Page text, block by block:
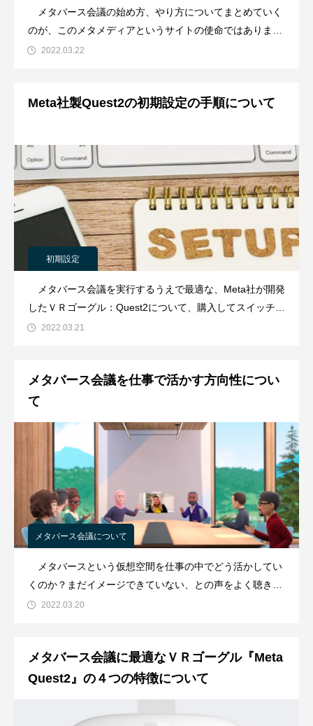
メタバース会議の始め方、やり方についてまとめていく
のが、このメタメディアというサイトの使命ではあります
が、実はImmersedというアプリがありまして、その驚き
苦笑。 なので今回は申し訳ない
2022.03.22
Meta社製Quest2の初期設定の手順について
初期設定
メタバース会議を実行するうえで最適な、Meta社が開発
したＶＲゴーグル：Quest2について、購入してスイッチを
入れてみればその初期設定がとても簡単であることはすぐ
というヒトにとっては、どのように
2022.03.21
メタバース会議を仕事で活かす方向性につい
て
メタバース会議について
メタバースという仮想空間を仕事の中でどう活かしてい
くのか？まだイメージできていない、との声をよく聴きま
す。そりゃ、新しい技術なのでまだ定番の使い方が確立し
いきたいと思います。 まずはメタ
2022.03.20
メタバース会議に最適なＶＲゴーグル『Meta
Quest2』の４つの特徴について